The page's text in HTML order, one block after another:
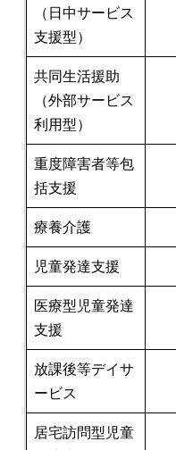
（日中サービス
支援型）
共同生活援助
（外部サービス
利用型）
重度障害者等包
括支援
療養介護
児童発達支援
医療型児童発達
支援
放課後等デイサ
ービス
居宅訪問型児童